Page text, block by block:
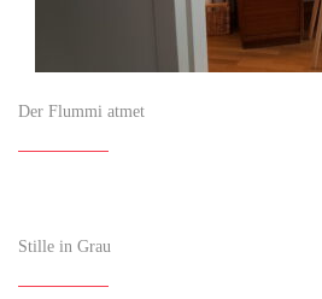
Der Flummi atmet
Stille in Grau